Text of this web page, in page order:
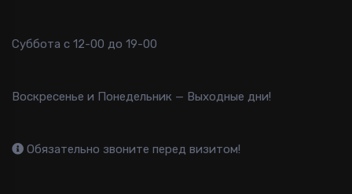
Суббота с 12-00 до 19-00
Воскресенье и Понедельник — Выходные дни!
Обязательно звоните перед визитом!